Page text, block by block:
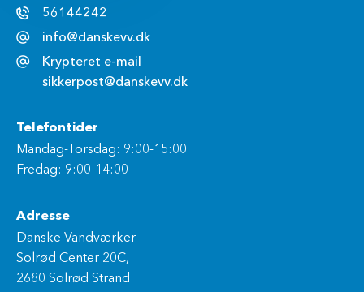
56144242
info@danskevv.dk
Krypteret e-mail
sikkerpost@danskevv.dk
Telefontider
Mandag-Torsdag: 9:00-15:00
Fredag: 9:00-14:00
Adresse
Danske Vandværker
Solrød Center 20C,
2680 Solrød Strand